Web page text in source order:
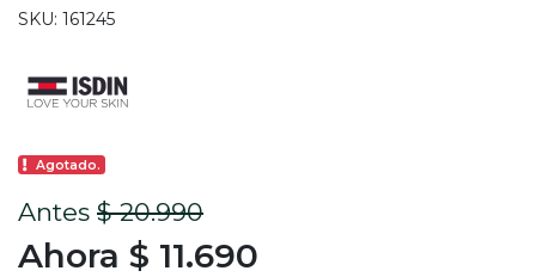
SKU: 161245
Agotado.
Antes $ 20.990
Ahora $ 11.690